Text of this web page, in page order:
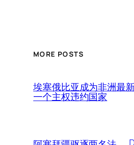
MORE POSTS
埃塞俄比亚成为非洲最
一个主权违约国家